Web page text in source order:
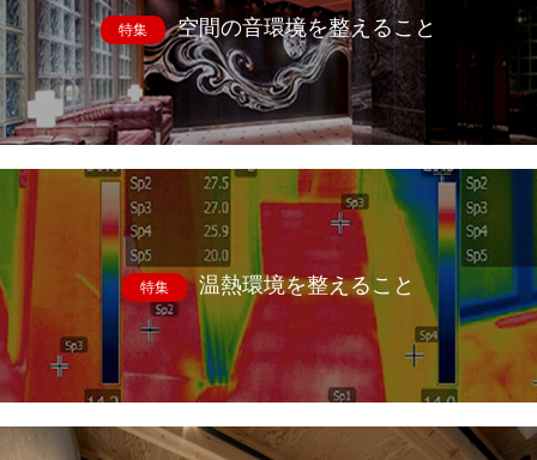
特集 空間の音環境を整えること
特集 温熱環境を整えること